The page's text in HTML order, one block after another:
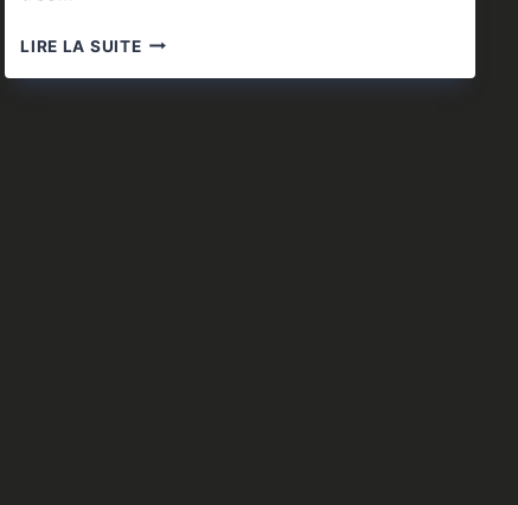
LIRE LA SUITEWIFIPAK